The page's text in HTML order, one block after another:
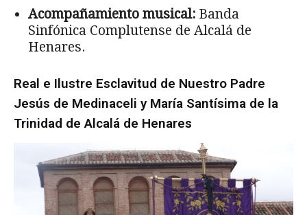
Acompañamiento musical: Banda
Sinfónica Complutense de Alcalá de
Henares.
Real e Ilustre Esclavitud de Nuestro Padre
Jesús de Medinaceli y María Santísima de la
Trinidad de Alcalá de Henares